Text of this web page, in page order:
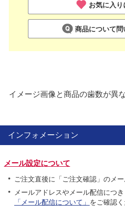
お気に入り
商品について問
イメージ画像と商品の歯数が異
インフォメーション
メール設定について
ご注文直後に「ご注文確認」のメー
メールアドレスやメール配信につ
「メール配信について」 をご確認く